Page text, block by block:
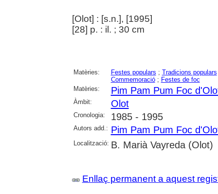
[Olot] : [s.n.], [1995]
[28] p. : il. ; 30 cm
Matèries: Festes populars ; Tradicions populars
Commemoració; Festes de foc
Matèries:
Pim Pam Pum Foc
Àmbit: Olot
Cronologia: 1985 - 1995
Autors add.: Pim Pam Pum Foc
Localització: B. Marià Vayreda (Olot)
Enllaç permanent a aquest